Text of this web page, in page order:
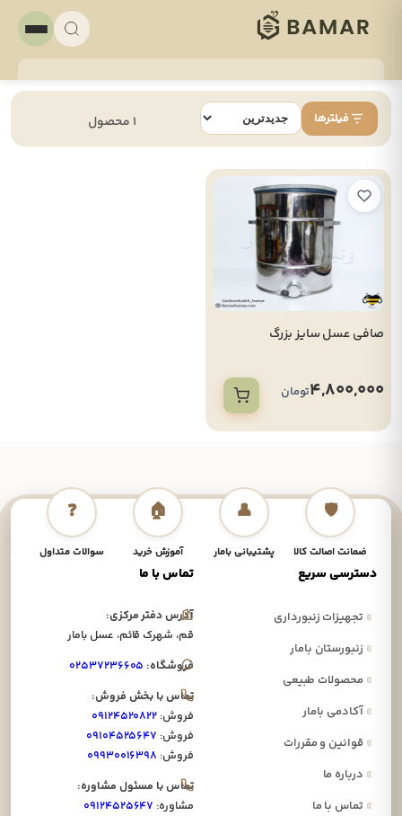
فیلترها
صافی عسل سایز بزرگ
4,800,000تومان
🛡️
ضمانت اصالت کالا
👤
پشتیبانی بامار
🏠
آموزش خرید
❓
سوالات متداول
دسترسی سریع
»تجهیزات زنبورداری
»زنبورستان بامار
»محصولات طبیعی
»آکادمی بامار
»قوانین و مقررات
»درباره ما
»تماس با ما
تماس با ما
آدرس دفتر مرکزی:
قم، شهرک قائم، عسل بامار
فروشگاه: ۰۲۵۳۷۲۳۶۶۰۵
تماس با بخش فروش:
فروش: ۰۹۱۲۴۵۲۰۸۲۲
فروش: ۰۹۱۰۴۵۲۵۶۴۷
فروش: ۰۹۹۳۰۰۱۶۳۹۸
تماس با مسئول مشاوره:
مشاوره: ۰۹۱۲۴۵۲۵۶۴۷